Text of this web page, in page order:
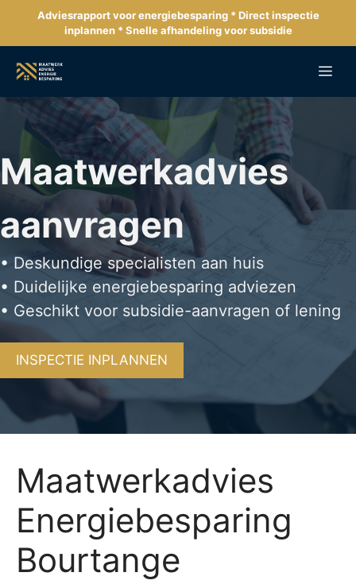
de
inhoud
Adviesrapport voor energiebesparing * Direct inspectie
inplannen * Snelle afhandeling voor subsidie
Maatwerkadvies
aanvragen
• Deskundige specialisten aan huis
• Duidelijke energiebesparing adviezen
• Geschikt voor subsidie-aanvragen of lening
INSPECTIE INPLANNEN
Maatwerkadvies
Energiebesparing
Bourtange